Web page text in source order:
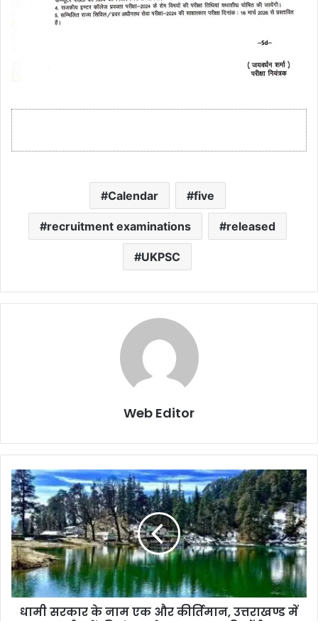
Calendar five
recruitment examinations released
UKPSC
Web Editor
धामी सरकार के नाम एक और कीर्तिमान, उत्तराखण्ड में